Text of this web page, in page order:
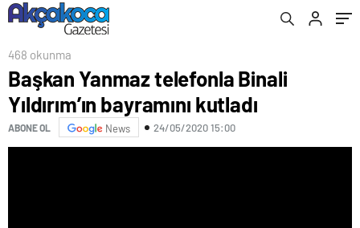
468 okunma
Başkan Yanmaz telefonla Binali
Yıldırım’ın bayramını kutladı
ABONE OL News 24/05/2020 15:00